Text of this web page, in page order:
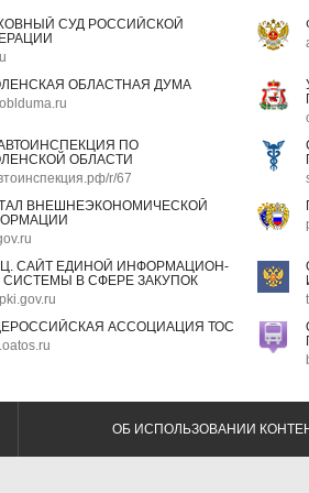
СУД РОССИЙСКОЙ
ОБЛАСТНАЯ ДУМА
ПО
ОБЛАСТИ
r/67
ВНЕШНЕЭКОНОМИЧЕСКОЙ
САЙТ ЕДИНОЙ ИНФОРМАЦИОН-
СИСТЕМЫ В СФЕРЕ ЗАКУПОК
АССОЦИАЦИЯ ТОС
ОБ ИСПОЛЬЗОВАНИИ